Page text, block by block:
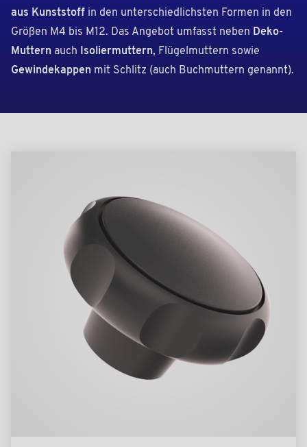
aus Kunststoff in den unterschiedlichsten Formen in den
Größen M4 bis M12. Das Angebot umfasst neben Deko-
Muttern auch Isoliermuttern, Flügelmuttern sowie
Gewindekappen mit Schlitz (auch Buchmuttern genannt).